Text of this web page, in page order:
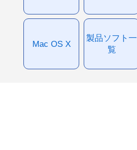
Mac OS X
製品ソフト一
覧